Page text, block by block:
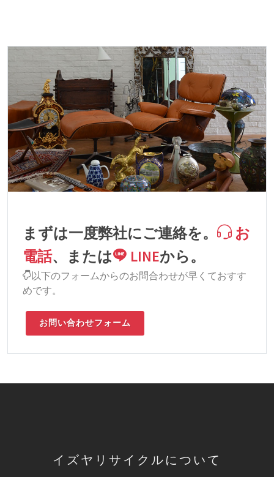
まずは一度弊社にご連絡を。
お
電話、または LINEから。
以下のフォームからのお問合わせが早くておすす
めです。
お問い合わせフォーム
イズヤリサイクルについて